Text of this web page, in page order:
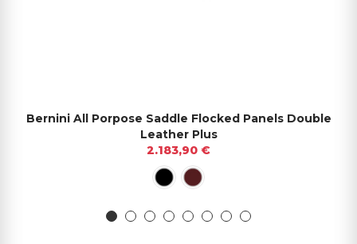
Bernini All Porpose Saddle Flocked Panels Double
Leather Plus
2.183,90 €